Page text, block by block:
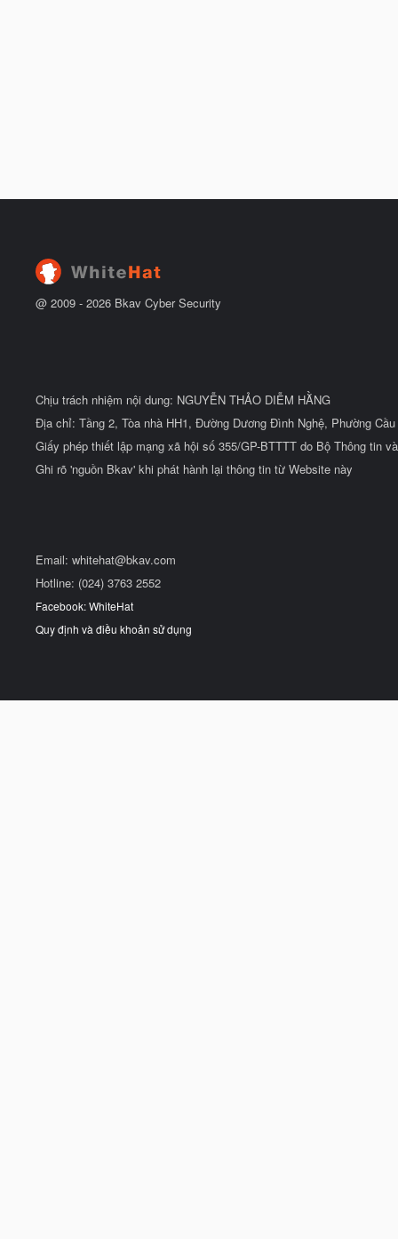
@ 2009 - 2026 Bkav Cyber Security
Chịu trách nhiệm nội dung: NGUYỄN THẢO DIỄM HẰNG
Địa chỉ: Tầng 2, Tòa nhà HH1, Đường Dương Đình Nghệ, Phường
Giấy phép thiết lập mạng xã hội số 355/GP-BTTTT do Bộ Thông tin
Ghi rõ 'nguồn Bkav' khi phát hành lại thông tin từ Website này
Email: whitehat@bkav.com
Hotline: (024) 3763 2552
Facebook: WhiteHat
Quy định và điều khoản sử dụng